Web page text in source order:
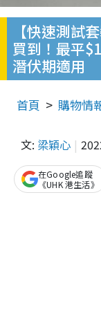
【快速測試
買到！最平
潛伏期適用
首頁 購物情
文: 梁穎心
在Google追蹤
《UHK 港生活》